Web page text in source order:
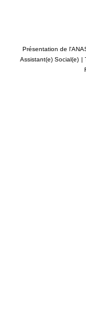
Présentation de
Assistant(e) Social(e) |